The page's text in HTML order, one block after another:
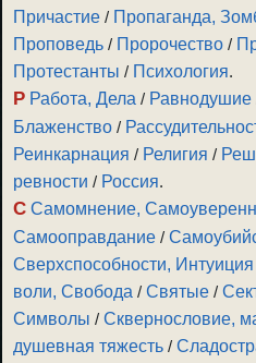
Причастие / Пропаганда,
Проповедь / Пророчество /
Протестанты / Психология.
Р Работа, Дела / Равнодушие
Блаженство /
Реинкарнация / Религия /
ревности / Россия.
С Самомнение,
Самооправдание /
Сверхспособности, Интуиция
воли, Свобода /Святые /
Символы /Сквернословие,
душевная тяжесть /